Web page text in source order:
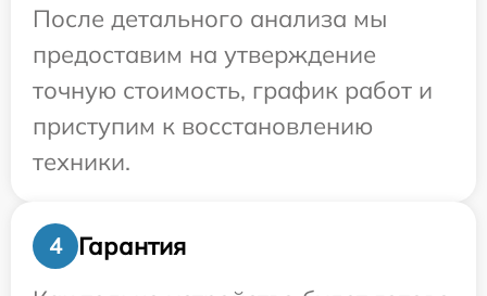
После детального анализа мы
предоставим на утверждение
точную стоимость, график работ и
приступим к восстановлению
техники.
4
Гарантия